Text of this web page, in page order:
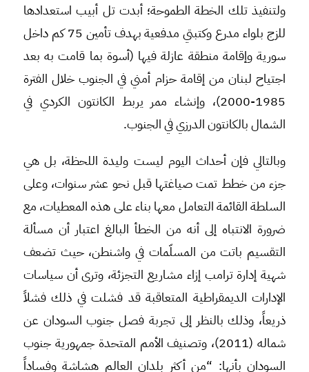
ولتنفيذ تلك الخطة الطموحة؛ أبدت تل أبيب استعدادها
للزج بلواء مدرع وكتبتي مدفعية بهدف تأمين 75 كم داخل
سورية وإقامة منطقة عازلة فيها (أسوة بما قامت به بعد
اجتياح لبنان من إقامة حزام أمني في الجنوب خلال الفترة
1985-2000)، وإنشاء ممر يربط الكانتون الكردي في
الشمال بالكانتون الدرزي في الجنوب.
وبالتالي فإن أحداث اليوم ليست وليدة اللحظة، بل هي
جزء من خطط تمت صياغتها قبل نحو عشر سنوات، وعلى
السلطة القائمة التعامل معها بناء على هذه المعطيات، مع
ضرورة الانتباه إلى أنه من الخطأ البالغ اعتبار أن مسألة
التقسيم باتت من المسلّمات في واشنطن، حيث تضعف
شهية إدارة ترامب إزاء مشاريع التجزئة، وترى أن سياسات
الإدارات الديمقراطية المتعاقبة قد فشلت في ذلك فشلاً
ذريعاً، وذلك بالنظر إلى تجربة فصل جنوب السودان عن
شماله (2011)، وتصنيف الأمم المتحدة جمهورية جنوب
السودان بأنها: “من أكثر بلدان العالم هشاشة وفساداً